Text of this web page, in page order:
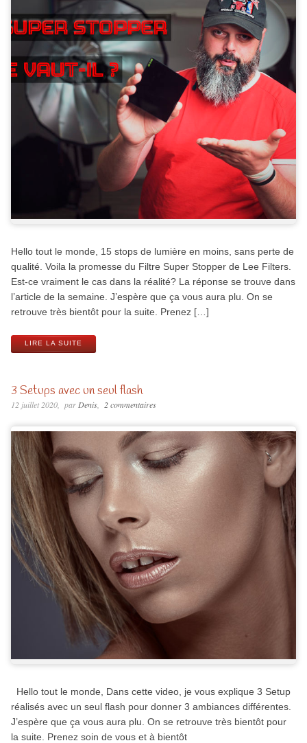
Hello tout le monde, 15 stops de lumière en moins, sans perte de
qualité. Voila la promesse du Filtre Super Stopper de Lee Filters.
Est-ce vraiment le cas dans la réalité? La réponse se trouve dans
l’article de la semaine. J’espère que ça vous aura plu. On se
retrouve très bientôt pour la suite. Prenez […]
LIRE LA SUITE
3 Setups avec un seul flash
12 juillet 2020 par Denis 2 commentaires
Hello tout le monde, Dans cette video, je vous explique 3 Setup
réalisés avec un seul flash pour donner 3 ambiances différentes.
J’espère que ça vous aura plu. On se retrouve très bientôt pour
la suite. Prenez soin de vous et à bientôt